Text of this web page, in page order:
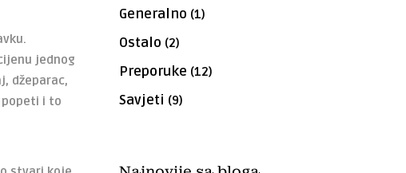
jednog
džeparac,
popeti i to
Generalno (1)
Ostalo (2)
Preporuke (12)
Savjeti (9)